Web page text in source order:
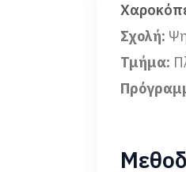
Σχολή:
Τμήμα: